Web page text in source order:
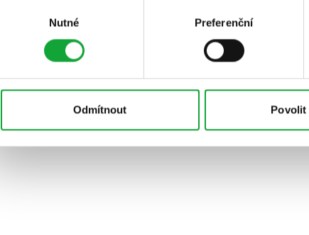
Nutné Preferenční
Odmítnout Povolit